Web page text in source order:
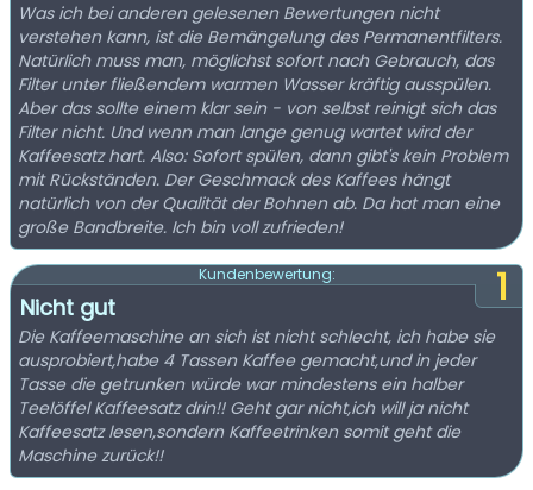
Was ich bei anderen gelesenen Bewertungen nicht
verstehen kann, ist die Bemängelung des Permanentfilters.
Natürlich muss man, möglichst sofort nach Gebrauch, das
Filter unter fließendem warmen Wasser kräftig ausspülen.
Aber das sollte einem klar sein - von selbst reinigt sich das
Filter nicht. Und wenn man lange genug wartet wird der
Kaffeesatz hart. Also: Sofort spülen, dann gibt's kein Problem
mit Rückständen. Der Geschmack des Kaffees hängt
natürlich von der Qualität der Bohnen ab. Da hat man eine
große Bandbreite. Ich bin voll zufrieden!
1
Kundenbewertung:
Nicht gut
Die Kaffeemaschine an sich ist nicht schlecht, ich habe sie
ausprobiert,habe 4 Tassen Kaffee gemacht,und in jeder
Tasse die getrunken würde war mindestens ein halber
Teelöffel Kaffeesatz drin!! Geht gar nicht,ich will ja nicht
Kaffeesatz lesen,sondern Kaffeetrinken somit geht die
Maschine zurück!!